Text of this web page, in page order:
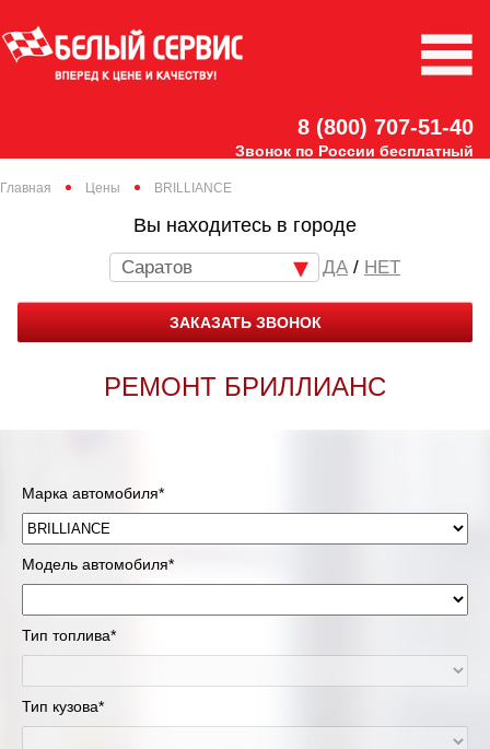
8 (800) 707-51-40
Звонок по России бесплатный
Главная Цены BRILLIANCE
Вы находитесь в городе
Саратов / НЕТ
ЗАКАЗАТЬ ЗВОНОК
РЕМОНТ БРИЛЛИАНС
Марка автомобиля*
Модель автомобиля*
Тип топлива*
Тип кузова*